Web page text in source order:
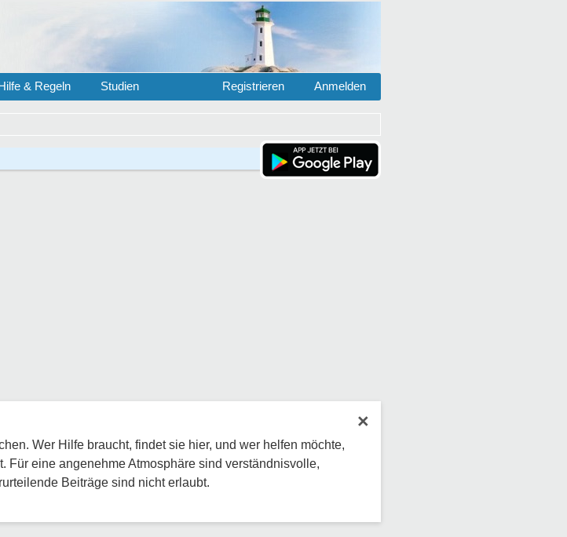
& Regeln Studien Anmelden
Registrieren
×
Wer Hilfe braucht, findet sie hier, und wer helfen möchte,
Für eine angenehme Atmosphäre sind verständnisvolle,
Beiträge sind nicht erlaubt.